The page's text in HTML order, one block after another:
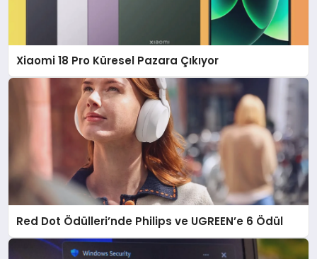
Xiaomi 18 Pro Küresel Pazara Çıkıyor
Red Dot Ödülleri’nde Philips ve UGREEN’e 6 Ödül